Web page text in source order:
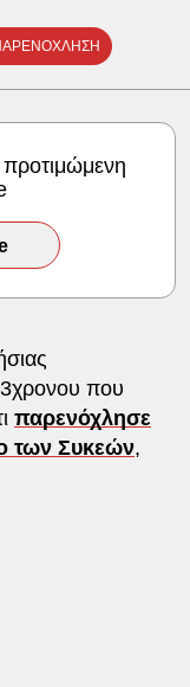
που
παρενόχλησε
των Συκεών,